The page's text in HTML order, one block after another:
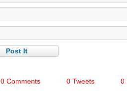
0 Comments 0 Tweets 0